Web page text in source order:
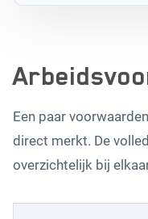
Een paar
direct merkt. De
overzichtelijk bij